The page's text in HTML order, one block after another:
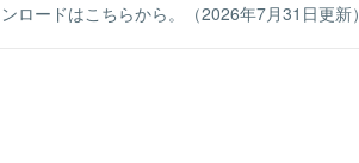
ロードはこちらから。（2026年7月31日更新）